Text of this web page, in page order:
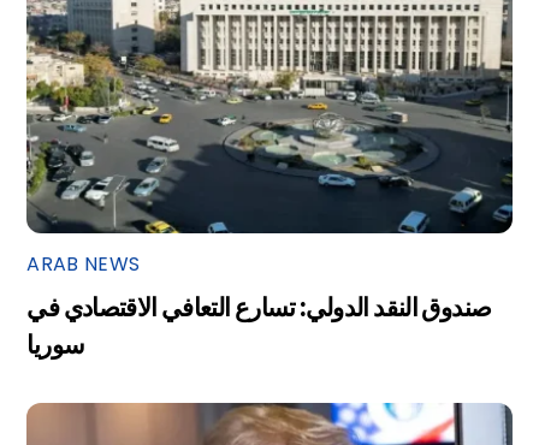
ARAB NEWS
صندوق النقد الدولي: تسارع التعافي الاقتصادي في
سوريا